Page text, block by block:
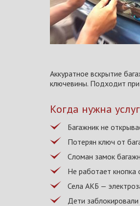
Аккуратное вскрытие
ключевины. Подходит
Когда нужна
Багажник не
Потерян ключ от
Сломан замок
Не работает кнопка
Села АКБ —
Дети заблокировали